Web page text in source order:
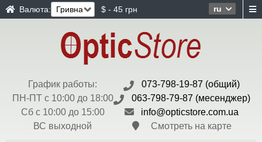
ru
Валюта: $ - 45 грн
График работы:
ПН-ПТ с 10:00 до 18:00
Сб с 10:00 до 15:00
ВС выходной
073-798-19-87 (общий)
063-798-79-87 (месенджер)
info@opticstore.com.ua
Смотреть на карте